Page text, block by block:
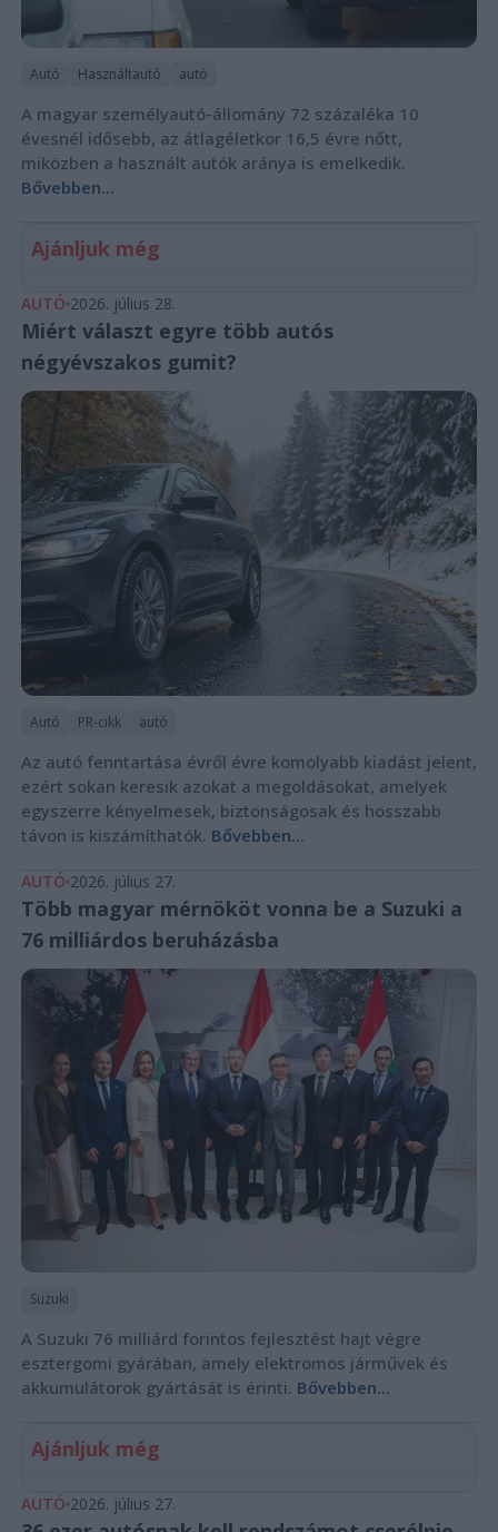
Autó Használtautó autó
A magyar személyautó-állomány 72 százaléka 10
évesnél idősebb, az átlagéletkor 16,5 évre nőtt,
miközben a használt autók aránya is emelkedik.
Bővebben...
Ajánljuk még
AUTÓ 2026. július 28.
Miért választ egyre több autós
négyévszakos gumit?
Autó PR-cikk autó
Az autó fenntartása évről évre komolyabb kiadást jelent,
ezért sokan keresik azokat a megoldásokat, amelyek
egyszerre kényelmesek, biztonságosak és hosszabb
távon is kiszámíthatók. Bővebben...
AUTÓ 2026. július 27.
Több magyar mérnököt vonna be a Suzuki a
76 milliárdos beruházásba
Suzuki
A Suzuki 76 milliárd forintos fejlesztést hajt végre
esztergomi gyárában, amely elektromos járművek és
akkumulátorok gyártását is érinti. Bővebben...
Ajánljuk még
AUTÓ 2026. július 27.